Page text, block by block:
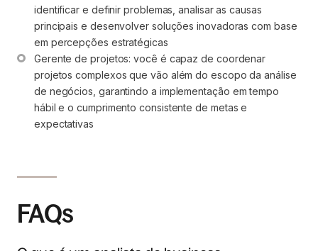
identificar e definir problemas, analisar as causas
principais e desenvolver soluções inovadoras com base
em percepções estratégicas
Gerente de projetos: você é capaz de coordenar
projetos complexos que vão além do escopo da análise
de negócios, garantindo a implementação em tempo
hábil e o cumprimento consistente de metas e
expectativas
FAQs